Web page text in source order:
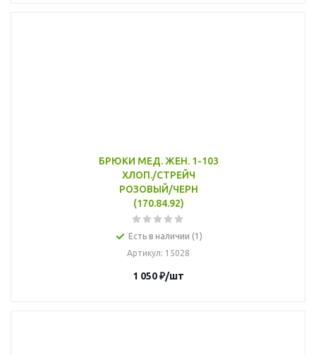
БРЮКИ МЕД. ЖЕН. 1-103
ХЛОП./СТРЕЙЧ
РОЗОВЫЙ/ЧЕРН
(170.84.92)
Есть в наличии (1)
Артикул: 15028
1 050₽/шт